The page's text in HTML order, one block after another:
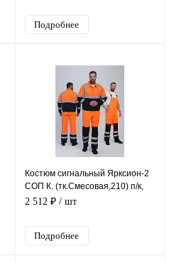
Подробнее
Костюм сигнальный Ярксион-2
СОП К. (тк.Смесовая,210) п/к,
оранжевый/т.синий
2 512 ₽ / шт
Подробнее